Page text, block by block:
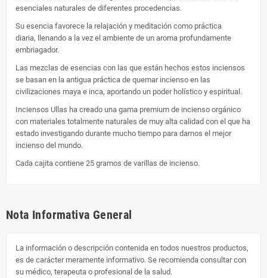
esenciales naturales de diferentes procedencias.
Su esencia favorece la relajación y meditación como práctica
diaria, llenando a la vez el ambiente de un aroma profundamente
embriagador.
Las mezclas de esencias con las que están hechos estos inciensos
se basan en la antigua práctica de quemar incienso en las
civilizaciones maya e inca, aportando un poder holístico y espiritual.
Inciensos Ullas ha creado una gama premium de incienso orgánico
con materiales totalmente naturales de muy alta calidad con el que ha
estado investigando durante mucho tiempo para darnos el mejor
incienso del mundo.
Cada cajita contiene 25 gramos de varillas de incienso.
Nota Informativa General
La información o descripción contenida en todos nuestros productos,
es de carácter meramente informativo. Se recomienda consultar con
su médico, terapeuta o profesional de la salud.